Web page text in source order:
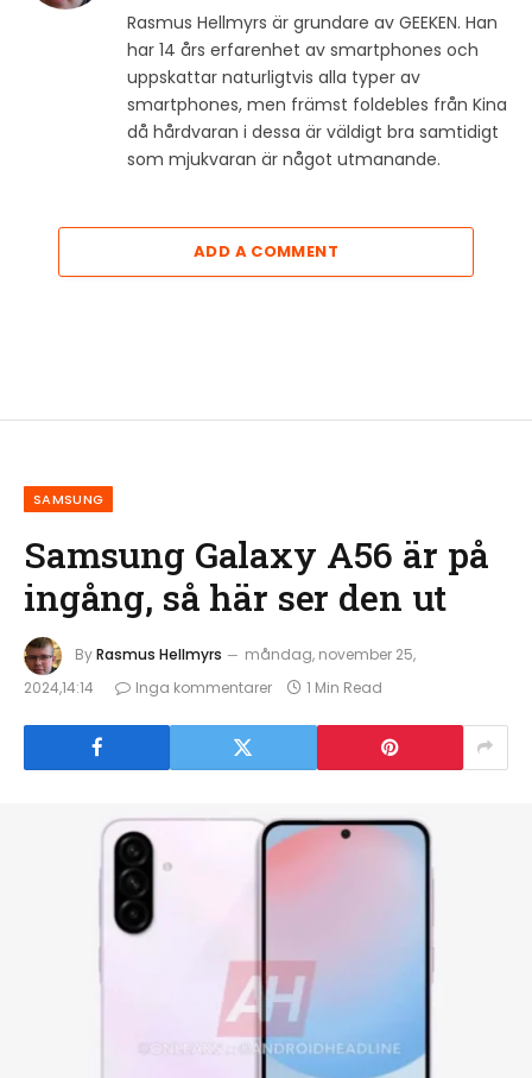
Rasmus Hellmyrs är grundare av GEEKEN. Han
har 14 års erfarenhet av smartphones och
uppskattar naturligtvis alla typer av
smartphones, men främst foldebles från Kina
då hårdvaran i dessa är väldigt bra samtidigt
som mjukvaran är något utmanande.
ADD A COMMENT
SAMSUNG
Samsung Galaxy A56 är på
ingång, så här ser den ut
ByRasmus Hellmyrs
måndag, november 25,
2024,14:14
Inga kommentarer 1 Min Read